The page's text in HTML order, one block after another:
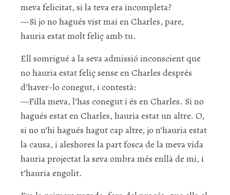
meva felicitat, si la teva era incompleta?
—Si jo no hagués vist mai en Charles, pare,
hauria estat molt feliç amb tu.
Ell somrigué a la seva admissió inconscient que
no hauria estat feliç sense en Charles després
d’haver-lo conegut, i contestà:
—Filla meva, l’has conegut i és en Charles. Si no
hagués estat en Charles, hauria estat un altre. O,
si no n’hi hagués hagut cap altre, jo n’hauria estat
la causa, i aleshores la part fosca de la meva vida
hauria projectat la seva ombra més enllà de mi, i
t’hauria engolit.